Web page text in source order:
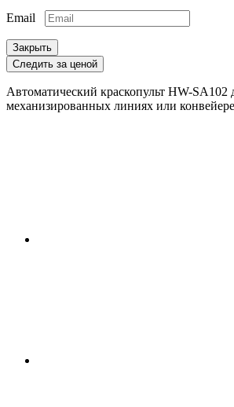
Email
Закрыть
Следить за ценой
Автоматический краскопульт HW-SA102
механизированных линиях или